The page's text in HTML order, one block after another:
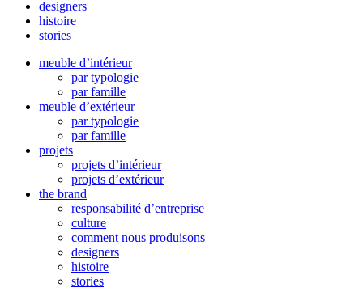
designers
histoire
stories
meuble d’intérieur
par typologie
par famille
meuble d’extérieur
par typologie
par famille
projets
projets d’intérieur
projets d’extérieur
the brand
responsabilité d’entreprise
culture
comment nous produisons
designers
histoire
stories